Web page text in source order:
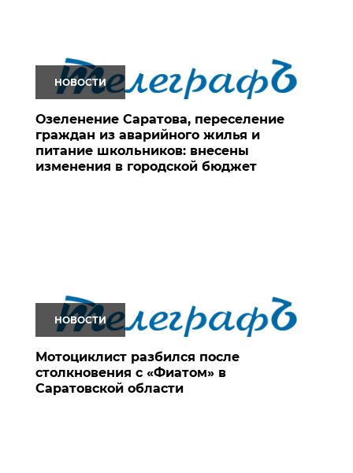
НОВОСТИ
Озеленение Саратова, переселение
граждан из аварийного жилья и
питание школьников: внесены
изменения в городской бюджет
НОВОСТИ
Мотоциклист разбился после
столкновения с «Фиатом» в
Саратовской области